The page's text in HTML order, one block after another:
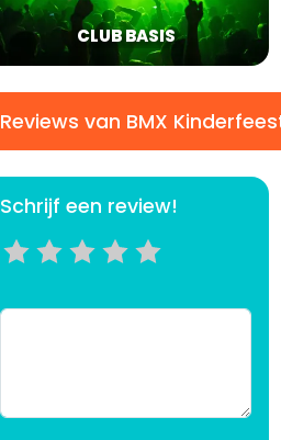
CLUB BASIS
Reviews van BMX
Schrijf een review!